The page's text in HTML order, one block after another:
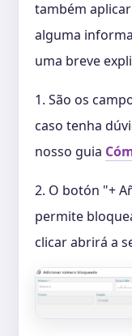
também
alguma
uma breve
1. São os
caso tenha
nosso guia
2. O botón "+
permite
clicar abrirá a